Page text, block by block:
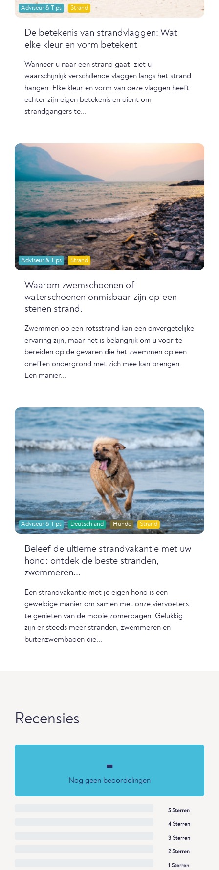
Adviseur & Tips Strand
De betekenis van strandvlaggen: Wat
elke kleur en vorm betekent
Wanneer u naar een strand gaat, ziet u
waarschijnlijk verschillende vlaggen langs het strand
hangen. Elke kleur en vorm van deze vlaggen heeft
echter zijn eigen betekenis en dient om
strandgangers te...
Adviseur & Tips Strand
Waarom zwemschoenen of
waterschoenen onmisbaar zijn op een
stenen strand.
Zwemmen op een rotsstrand kan een onvergetelijke
ervaring zijn, maar het is belangrijk om u voor te
bereiden op de gevaren die het zwemmen op een
oneffen ondergrond met zich mee kan brengen.
Een manier...
Adviseur & Tips Deutschland Hunde Strand
Beleef de ultieme strandvakantie met uw
hond: ontdek de beste stranden,
zwemmeren...
Een strandvakantie met je eigen hond is een
geweldige manier om samen met onze viervoeters
te genieten van de mooie zomerdagen. Gelukkig
zijn er steeds meer stranden, zwemmeren en
buitenzwembaden die...
Recensies
-
Nog geen beoordelingen
5 Sterren
4 Sterren
3 Sterren
2 Sterren
1 Sterren